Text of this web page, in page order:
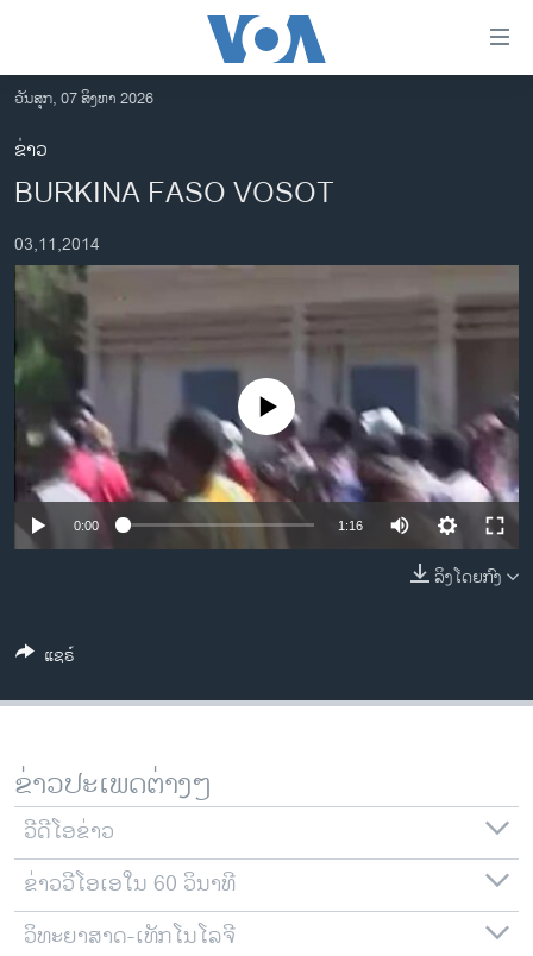
ເຂົ້າ
ຫາ
ຂ້າມ
ຂ້າມ
ໄປ
ຫາ
ຊອກ
ຄົ້ນ
ອາເມຣິກາ
ການເລືອກຕັ້ງ ປະທານາທີບໍດີ ສະຫະລັດ 2024
ຂ່າວ​ຈີນ
ໂລກ
ເອເຊຍ
ອິດສະຫຼະພາບດ້ານການຂ່າວ
ຊີວິດຊາວລາວ
ຊຸມຊົນຊາວລາວ
ວິທະຍາສາດ-ເທັກໂນໂລຈີ
ພາສາອັງກິດ
ລາຍການກະຈາຍສຽງ
ລາຍງານ
ຕິດຕາມພວກເຮົາ ທີ່
ພາສາຕ່າງໆ
ວັນສຸກ, 07 ສິງຫາ 2026
ຂ່າວ
BURKINA FASO VOSOT
03,11,2014
No media source currently available
0:00 1:16
ລິງໂດຍກົງ
ແຊຣ໌
ຂ່າວປະເພດຕ່າງໆ
ວີດີໂອຂ່າວ
ຂ່າວວີໂອເອໃນ 60 ວິນາທີ
ວິທະຍາສາດ-ເທັກໂນໂລຈີ